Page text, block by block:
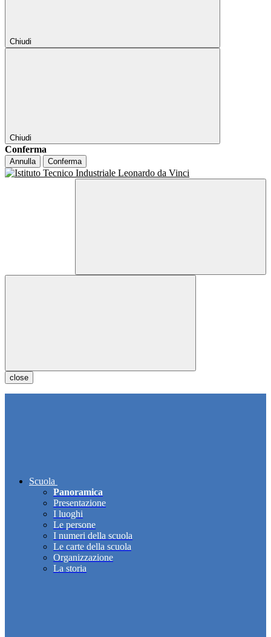
Chiudi
Chiudi
Conferma
Annulla Conferma
close
Scuola
Panoramica
Presentazione
I luoghi
Le persone
I numeri della scuola
Le carte della scuola
Organizzazione
La storia